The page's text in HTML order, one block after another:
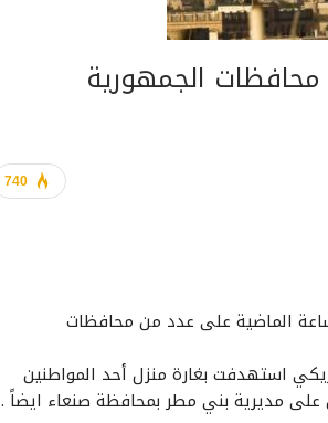
الجمهورية
740
طائرات العدوان السعودي الأمريكي شن غاراتها خلال الـ 24 ساعة الماضية على عدد من محافظات
استهدفت بغارة منزل أحد المواطنين
على مديرية بني مطر بمحافظة صنعاء ايضاً .